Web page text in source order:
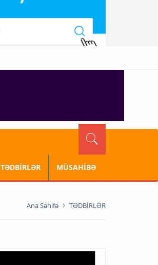
TƏDBİRLƏR MÜSAHİBƏ
Ana Səhifə TƏDBİRLƏR